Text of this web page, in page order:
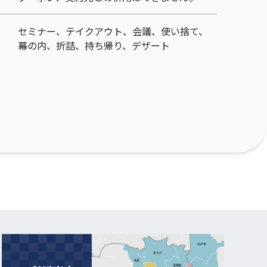
セミナー、テイクアウト、会議、使い捨て、
幕の内、折詰、持ち帰り、デザート